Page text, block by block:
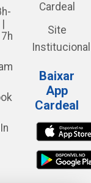
Cardeal
Site
Institucional
Baixar
App
Cardeal